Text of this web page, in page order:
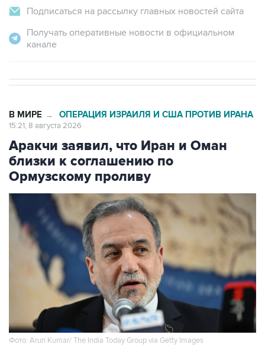
Получать оперативные новости в официальном
Аракчи заявил, что Иран и Оман
близки к соглашению по
Ормузскому проливу
Фото: Arun Kumar/ The India Today Group via Getty Images
Москва. 8 августа. INTERFAX.RU - Тегеран и